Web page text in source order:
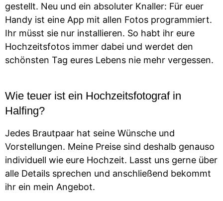
gestellt. Neu und ein absoluter Knaller: Für euer
Handy ist eine App mit allen Fotos programmiert.
Ihr müsst sie nur installieren. So habt ihr eure
Hochzeitsfotos immer dabei und werdet den
schönsten Tag eures Lebens nie mehr vergessen.
Wie teuer ist ein Hochzeitsfotograf in
Halfing?
Jedes Brautpaar hat seine Wünsche und
Vorstellungen. Meine Preise sind deshalb genauso
individuell wie eure Hochzeit. Lasst uns gerne über
alle Details sprechen und anschließend bekommt
ihr ein mein Angebot.